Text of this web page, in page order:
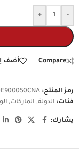
-
+
Compare أضف
رمز المنتج:
فئات: الدولة, الماركات,
يشارك: